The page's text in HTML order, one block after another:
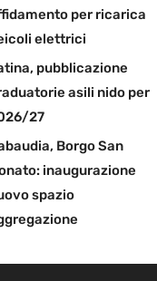
per ricarica
elettrici
pubblicazione
asili nido per
27
Borgo San
inaugurazione
spazio